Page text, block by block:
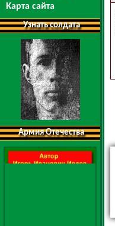
Карта сайта
Узнать солдата
Армия Отечества